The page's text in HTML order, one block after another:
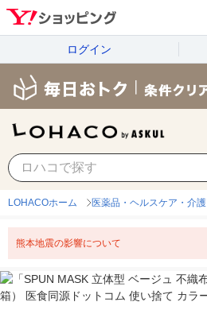
ログイン
LOHACOホーム 医薬品・ヘルスケア・介護
熊本地震の影響について